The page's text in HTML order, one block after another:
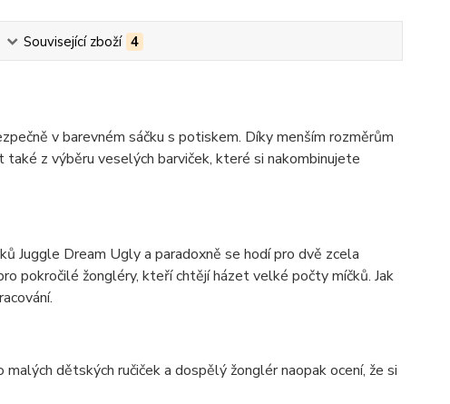
Související zboží 4
v barevném sáčku s potiskem. Díky menším rozměrům
také z výběru veselých barviček, které si nakombinujete
Juggle Dream Ugly a paradoxně se hodí pro dvě zcela
pokročilé žongléry, kteří chtějí házet velké počty míčků. Jak
dětských ručiček a dospělý žonglér naopak ocení, že si